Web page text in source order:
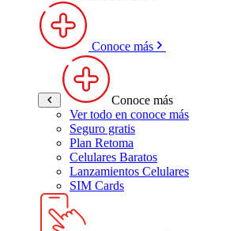
Conoce más
Conoce más
Ver todo en conoce más
Seguro gratis
Plan Retoma
Celulares Baratos
Lanzamientos Celulares
SIM Cards